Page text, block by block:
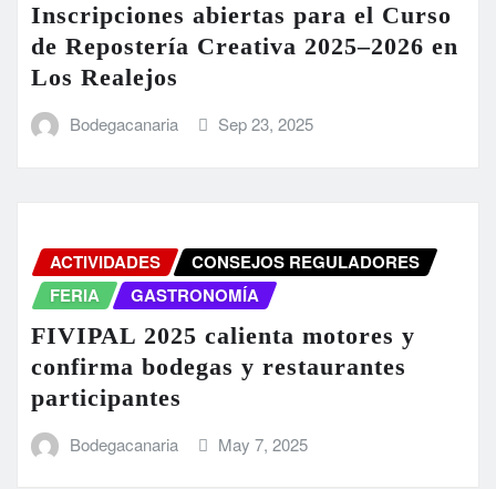
Inscripciones abiertas para el Curso
de Repostería Creativa 2025–2026 en
Los Realejos
Bodegacanaria Sep 23, 2025
ACTIVIDADES
CONSEJOS REGULADORES
FERIA
GASTRONOMÍA
FIVIPAL 2025 calienta motores y
confirma bodegas y restaurantes
participantes
Bodegacanaria May 7, 2025